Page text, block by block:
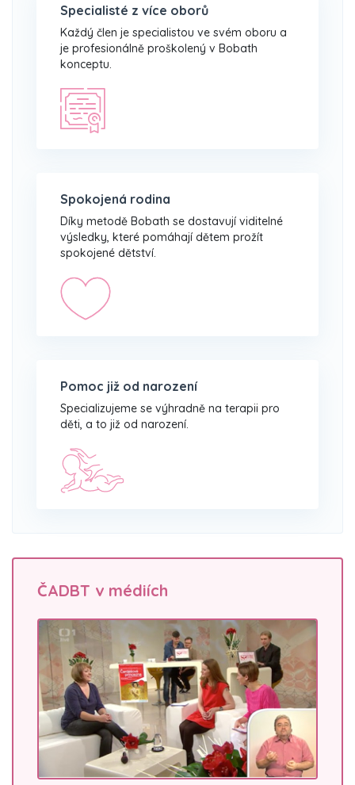
Specialisté z více oborů
Každý člen je specialistou ve svém oboru a
je profesionálně proškolený v Bobath
konceptu.
Spokojená rodina
Díky metodě Bobath se dostavují viditelné
výsledky, které pomáhají dětem prožít
spokojené dětství.
Pomoc již od narození
Specializujeme se výhradně na terapii pro
děti, a to již od narození.
ČADBT v médiích